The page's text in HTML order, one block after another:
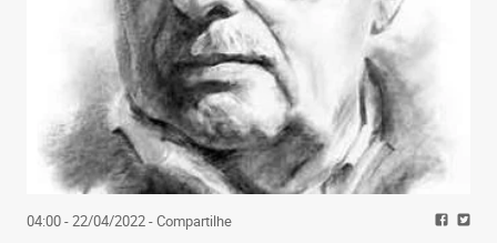
04:00 - 22/04/2022- Compartilhe